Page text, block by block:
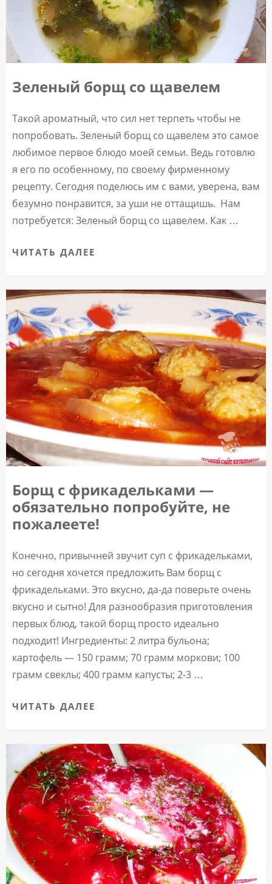
Зеленый борщ со щавелем
Такой ароматный, что сил нет терпеть чтобы не
попробовать. Зеленый борщ со щавелем это самое
любимое первое блюдо моей семьи. Ведь готовлю
я его по особенному, по своему фирменному
рецепту. Сегодня поделюсь им с вами, уверена, вам
безумно понравится, за уши не оттащишь. Нам
потребуется: Зеленый борщ со щавелем. Как …
ЧИТАТЬ ДАЛЕЕ
Борщ с фрикадельками —
обязательно попробуйте, не
пожалеете!
Конечно, привычней звучит суп с фрикадельками,
но сегодня хочется предложить Вам борщ с
фрикадельками. Это вкусно, да-да поверьте очень
вкусно и сытно! Для разнообразия приготовления
первых блюд, такой борщ просто идеально
подходит! Ингредиенты: 2 литра бульона;
картофель — 150 грамм; 70 грамм моркови; 100
грамм свеклы; 400 грамм капусты; 2-3 …
ЧИТАТЬ ДАЛЕЕ